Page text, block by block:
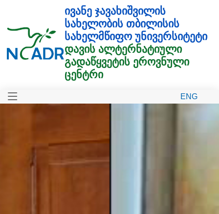
ᲘᲕᲐᲜᲔ ᲯᲐᲕᲐᲮᲘᲨᲕᲘᲚᲘᲡ
ᲡᲐᲮᲔᲚᲝᲑᲘᲡ ᲗᲑᲘᲚᲘᲡᲘᲡ
ᲡᲐᲮᲔᲚᲛᲬᲘᲤᲝ ᲣᲜᲘᲕᲔᲠᲡᲘᲢᲔᲢᲘ
ᲓᲐᲕᲘᲡ ᲐᲚᲢᲔᲠᲜᲐᲢᲘᲣᲚᲘ
ᲒᲐᲓᲐᲬᲧᲕᲔᲢᲘᲡ ᲔᲠᲝᲕᲜᲣᲚᲘ
ᲪᲔᲜᲢᲠᲘ
ENG